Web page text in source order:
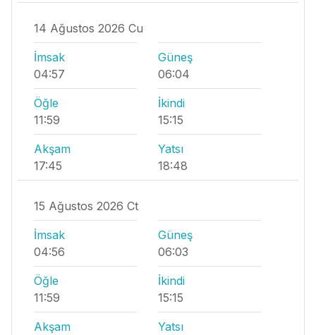
14 Ağustos 2026 Cu
İmsak
04:57
Güneş
06:04
Öğle
11:59
İkindi
15:15
Akşam
17:45
Yatsı
18:48
15 Ağustos 2026 Ct
İmsak
04:56
Güneş
06:03
Öğle
11:59
İkindi
15:15
Akşam
Yatsı